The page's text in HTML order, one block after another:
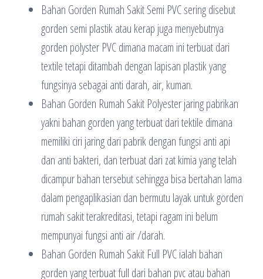
Bahan Gorden Rumah Sakit Semi PVC sering disebut
gorden semi plastik atau kerap juga menyebutnya
gorden polyster PVC dimana macam ini terbuat dari
textile tetapi ditambah dengan lapisan plastik yang
fungsinya sebagai anti darah, air, kuman.
Bahan Gorden Rumah Sakit Polyester jaring pabrikan
yakni bahan gorden yang terbuat dari tektile dimana
memiliki ciri jaring dari pabrik dengan fungsi anti api
dan anti bakteri, dan terbuat dari zat kimia yang telah
dicampur bahan tersebut sehingga bisa bertahan lama
dalam pengaplikasian dan bermutu layak untuk gorden
rumah sakit terakreditasi, tetapi ragam ini belum
mempunyai fungsi anti air /darah.
Bahan Gorden Rumah Sakit Full PVC ialah bahan
gorden yang terbuat full dari bahan pvc atau bahan